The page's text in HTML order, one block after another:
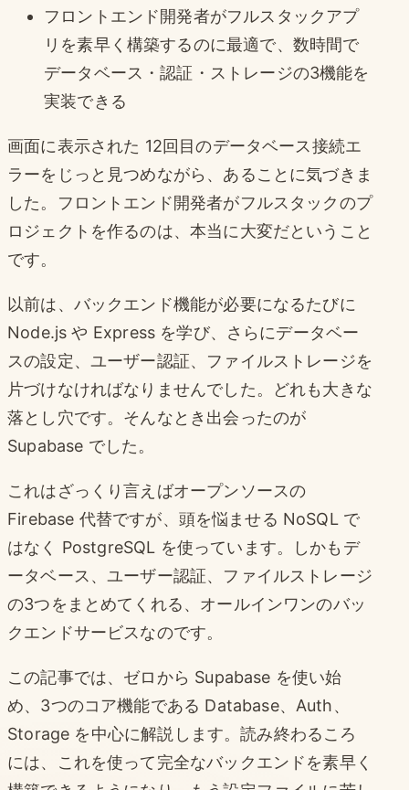
フロントエンド開発者がフルスタックアプ
リを素早く構築するのに最適で、数時間で
データベース・認証・ストレージの3機能を
実装できる
画面に表示された 12回目のデータベース接続エ
ラーをじっと見つめながら、あることに気づきま
した。フロントエンド開発者がフルスタックのプ
ロジェクトを作るのは、本当に大変だということ
です。
以前は、バックエンド機能が必要になるたびに
Node.js や Express を学び、さらにデータベー
スの設定、ユーザー認証、ファイルストレージを
片づけなければなりませんでした。どれも大きな
落とし穴です。そんなとき出会ったのが
Supabase でした。
これはざっくり言えばオープンソースの
Firebase 代替ですが、頭を悩ませる NoSQL で
はなく PostgreSQL を使っています。しかもデ
ータベース、ユーザー認証、ファイルストレージ
の3つをまとめてくれる、オールインワンのバッ
クエンドサービスなのです。
この記事では、ゼロから Supabase を使い始
め、3つのコア機能である Database、Auth、
Storage を中心に解説します。読み終わるころ
には、これを使って完全なバックエンドを素早く